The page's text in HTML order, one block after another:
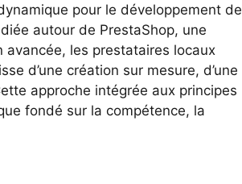
pour le développement de
autour de PrestaShop, une
les prestataires locaux
d’une création sur mesure, d’une
approche intégrée aux principes
fondé sur la compétence, la